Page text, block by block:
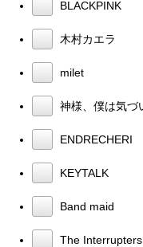
BLACKPINK
木村カエラ
milet
神様、僕は気づ
ENDRECHERI
KEYTALK
Band maid
The Interrupters